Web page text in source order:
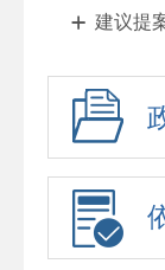
建议提
征地与
财政与
惠民利
乡村振